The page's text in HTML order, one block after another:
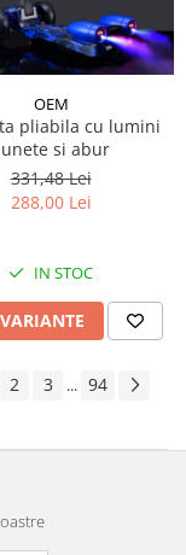
OEM
pliabila cu lumini
si abur
331,48 Lei
288,00 Lei
IN STOC
2 3 ... 94